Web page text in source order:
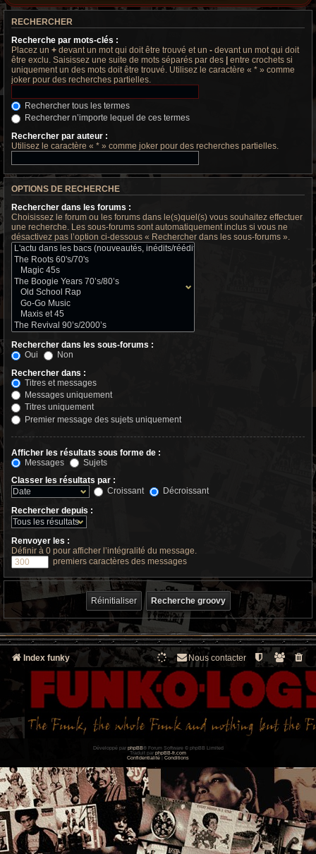
RECHERCHER
Recherche par mots-clés :
Placez un + devant un mot qui doit être trouvé et un - devant un mot qui doit
être exclu. Saisissez une suite de mots séparés par des
entre crochets si
uniquement un des mots doit être trouvé. Utilisez le caractère « * » comme
joker pour des recherches partielles.
Rechercher tous les termes
Rechercher n’importe lequel de ces termes
Rechercher par auteur :
Utilisez le caractère « * » comme joker pour des recherches partielles.
OPTIONS DE RECHERCHE
Rechercher dans les forums :
Choisissez le forum ou les forums dans le(s)quel(s) vous souhaitez effectuer
une recherche. Les sous-forums sont automatiquement inclus si vous ne
désactivez pas l’option ci-dessous « Rechercher dans les sous-forums ».
Rechercher dans les sous-forums :
Oui
Non
Rechercher dans :
Titres et messages
Messages uniquement
Titres uniquement
Premier message des sujets uniquement
Afficher les résultats sous forme de :
Messages
Sujets
Classer les résultats par :
Croissant
Décroissant
Rechercher depuis :
Renvoyer les :
Définir à 0 pour afficher l’intégralité du message.
premiers caractères des messages
Index funky Nous contacter
Développé par phpBB® Forum Software © phpBB Limited
Traduit par phpBB-fr.com
Confidentialité | Conditions